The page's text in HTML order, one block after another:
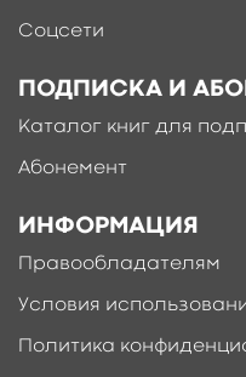
Соцсети
ПОДПИСКА И
Каталог книг для
Абонемент
ИНФОРМАЦИЯ
Правообладателям
Условия
Политика